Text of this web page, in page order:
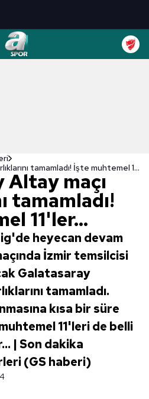
Galatasaray Altay maçı hazırlıklarını tamamladı! İşte muhtemel 11'ler...
maçı
tamamladı!
11'ler...
heyecan devam
İzmir temsilcisi
Galatasaray
tamamladı.
kısa bir süre
11'leri de belli
| Son dakika
(GS haberi)